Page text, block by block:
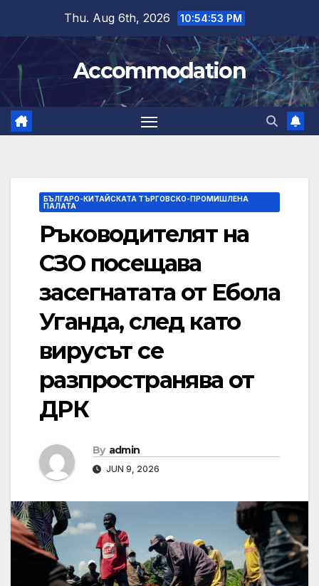
content
Thu. Aug 6th, 2026 10:54:54 PM
Accommodation
БЪЛГАРО-КИТАЙСКАТА ТЪРГОВСКО-ПРОМИШЛЕНА
ПАЛАТА
Ръководителят на
СЗО посещава
засегнатата от Ебола
Уганда, след като
вирусът се
разпространява от
ДРК
By admin
JUN 9, 2026